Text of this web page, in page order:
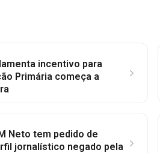
incentivo para
Primária começa a
Neto tem pedido de
jornalístico negado pela